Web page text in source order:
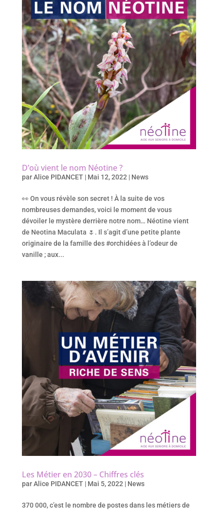
D’où vient le nom Néotine ?
parAlice PIDANCET| Mai 12, 2022| News
👀 On vous révèle son secret ! À la suite de vos
nombreuses demandes, voici le moment de vous
dévoiler le mystère derrière notre nom… Néotine vient
de Neotina Maculata 🌷. Il s’agit d’une petite plante
originaire de la famille des #orchidées à l’odeur de
vanille ; aux...
Les Métier en 2030 – Chiffres clés
parAlice PIDANCET| Mai 5, 2022 | News
370 000, c’est le nombre de postes dans les métiers de